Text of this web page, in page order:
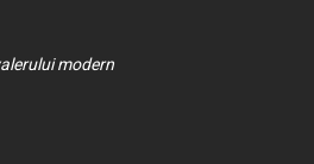
modern